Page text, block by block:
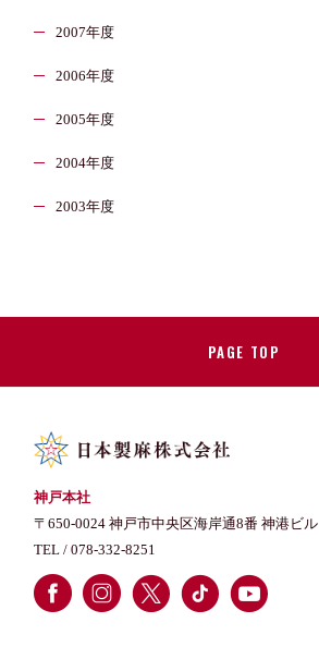
2007年度
2006年度
2005年度
2004年度
2003年度
PAGE TOP
神戸本社
〒650-0024 神戸市中央区海岸通8番 神港ビル
TEL /078-332-8251